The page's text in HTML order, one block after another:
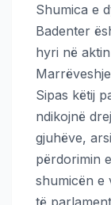
Shumica e
Badenter
hyri në
Sipas këtij
ndikojnë
gjuhëve,
përdorimin
shumicën e
të